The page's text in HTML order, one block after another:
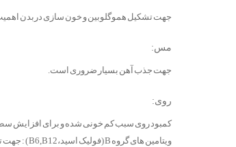
جهت تشکیل هموگلوبین و خون سازی دربدن اهمیت
مس:
جهت جذب آهن بسیار ضروری است.
روی:
کمبود روی سبب کم خونی شده و برای افزایش
ویتامین های گروه B (فولیک اسید،B6,B12 ) : جهت تشکیل سلول های خونی و تولید انرژی ضروری می باشد.